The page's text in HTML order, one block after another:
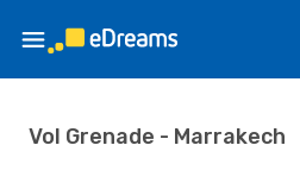
Vol Grenade - Marrakech